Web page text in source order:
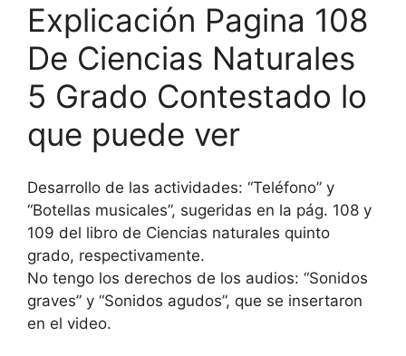
Explicación Pagina 108
De Ciencias Naturales
5 Grado Contestado lo
que puede ver
Desarrollo de las actividades: “Teléfono” y
“Botellas musicales”, sugeridas en la pág. 108 y
109 del libro de Ciencias naturales quinto
grado, respectivamente.
No tengo los derechos de los audios: “Sonidos
graves” y “Sonidos agudos”, que se insertaron
en el video.